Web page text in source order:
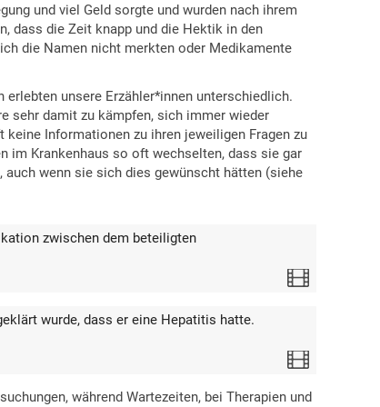
und viel Geld sorgte und wurden nach ihrem
dass die Zeit knapp und die Hektik in den
die Namen nicht merkten oder Medikamente
unsere Erzähler*innen unterschiedlich.
sehr damit zu kämpfen, sich immer wieder
Informationen zu ihren jeweiligen Fragen zu
im Krankenhaus so oft wechselten, dass sie gar
wenn sie sich dies gewünscht hätten (siehe
zwischen dem beteiligten
wurde, dass er eine Hepatitis hatte.
während Wartezeiten, bei Therapien und